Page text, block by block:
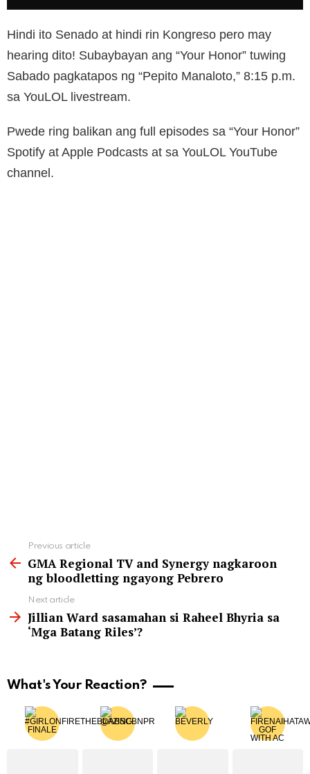
Hindi ito Senado at hindi rin Kongreso pero may
hearing dito! Subaybayan ang “Your Honor” tuwing
Sabado pagkatapos ng “Pepito Manaloto,” 8:15 p.m.
sa YouLOL livestream.
Pwede ring balikan ang full episodes sa “Your Honor”
Spotify at Apple Podcasts at sa YouLOL YouTube
channel.
more
Previous article
GMA Regional TV and Synergy nagkaroon
ng bloodletting ngayong Pebrero
Next article
Jillian Ward sasamahan si Raheel Bhyria sa
‘Mga Batang Riles’?
What's Your Reaction?